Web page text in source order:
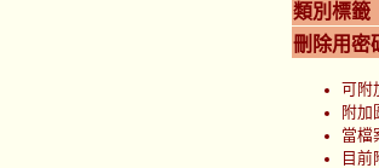
類別標籤
刪除用密
可附
附加
當檔
目前